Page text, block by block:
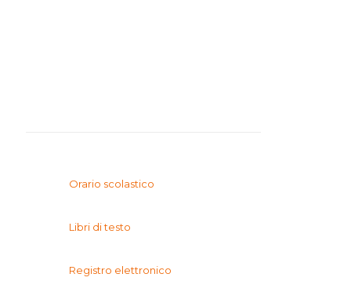
Orario scolastico
Libri di testo
Registro elettronico